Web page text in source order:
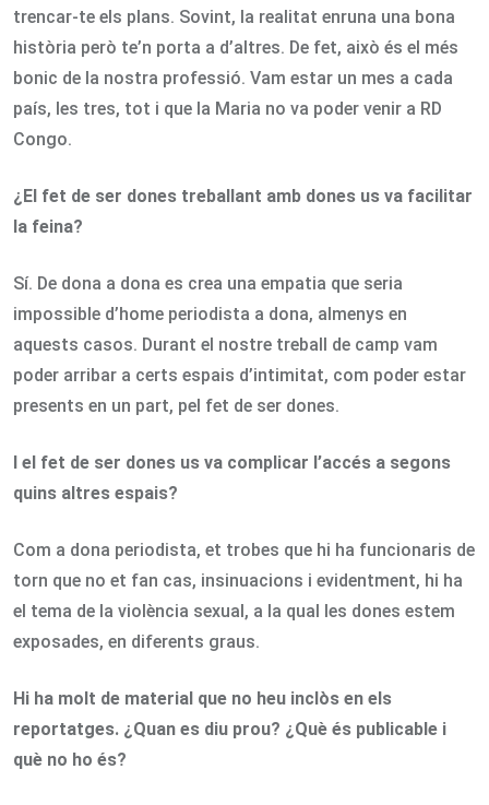
trencar-te els plans. Sovint, la realitat enruna una bona
història però te’n porta a d’altres. De fet, això és el més
bonic de la nostra professió. Vam estar un mes a cada
país, les tres, tot i que la Maria no va poder venir a RD
Congo.
¿El fet de ser dones treballant amb dones us va facilitar
la feina?
Sí. De dona a dona es crea una empatia que seria
impossible d’home periodista a dona, almenys en
aquests casos. Durant el nostre treball de camp vam
poder arribar a certs espais d’intimitat, com poder estar
presents en un part, pel fet de ser dones.
I el fet de ser dones us va complicar l’accés a segons
quins altres espais?
Com a dona periodista, et trobes que hi ha funcionaris de
torn que no et fan cas, insinuacions i evidentment, hi ha
el tema de la violència sexual, a la qual les dones estem
exposades, en diferents graus.
Hi ha molt de material que no heu inclòs en els
reportatges. ¿Quan es diu prou? ¿Què és publicable i
què no ho és?